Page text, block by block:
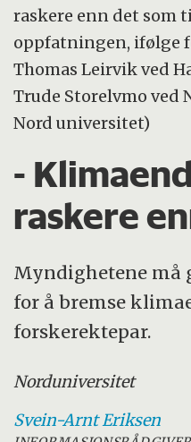
raskere enn det som
oppfatningen, ifølge
Thomas Leirvik ved
Trude Storelvmo ved
Nord universitet)
-
raskere
Myndighetene må
for å bremse
forskerektepar.
Norduniversitet
Svein-ArntEriksen